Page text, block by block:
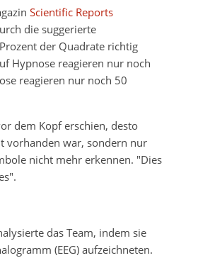
Scientific Reports
die suggerierte
der Quadrate richtig
Hypnose reagieren nur noch
reagieren nur noch 50
dem Kopf erschien, desto
vorhanden war, sondern nur
nicht mehr erkennen. "Dies
das Team, indem sie
(EEG) aufzeichneten.